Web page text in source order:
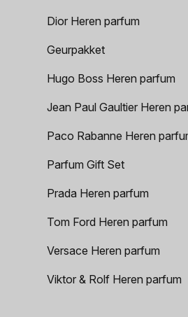
Dior Heren parfum
Geurpakket
Hugo Boss Heren parfum
Jean Paul Gaultier Heren
Paco Rabanne Heren
Parfum Gift Set
Prada Heren parfum
Tom Ford Heren parfum
Versace Heren parfum
Viktor & Rolf Heren parfum